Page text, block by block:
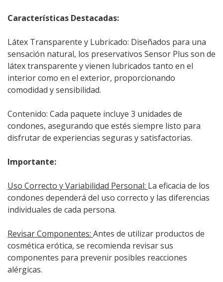
Características Destacadas:
Látex Transparente y Lubricado: Diseñados para una
sensación natural, los preservativos Sensor Plus son de
látex transparente y vienen lubricados tanto en el
interior como en el exterior, proporcionando
comodidad y sensibilidad.
Contenido: Cada paquete incluye 3 unidades de
condones, asegurando que estés siempre listo para
disfrutar de experiencias seguras y satisfactorias.
Importante:
Uso Correcto y Variabilidad Personal: La eficacia de los
condones dependerá del uso correcto y las diferencias
individuales de cada persona.
Revisar Componentes: Antes de utilizar productos de
cosmética erótica, se recomienda revisar sus
componentes para prevenir posibles reacciones
alérgicas.